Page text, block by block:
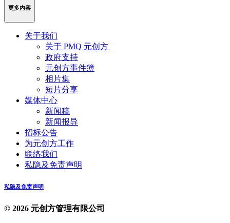
更多内容
关于我们
关于 PMQ 元创方
政府支持
元创方事件簿
相片集
短片分享
媒体中心
新闻稿
新闻报导
招标公告
为元创方工作
联络我们
私隐及免责声明
私隐及免责声明
© 2026 元创方管理有限公司